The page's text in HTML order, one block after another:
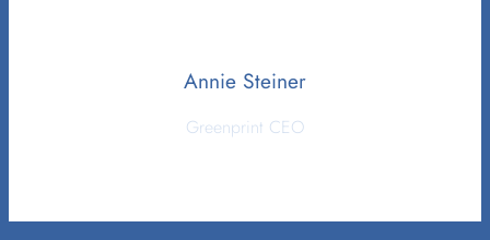
Annie Steiner
Greenprint CEO